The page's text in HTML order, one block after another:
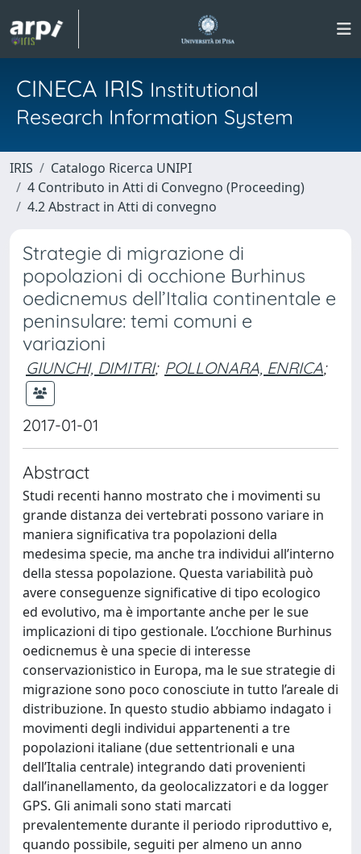
CINECA IRIS Institutional
Research Information System
IRIS
Catalogo Ricerca UNIPI
4 Contributo in Atti di Convegno (Proceeding)
4.2 Abstract in Atti di convegno
Strategie di migrazione di
popolazioni di occhione Burhinus
oedicnemus dell’Italia continentale e
peninsulare: temi comuni e
variazioni
GIUNCHI, DIMITRI; POLLONARA, ENRICA;
2017-01-01
Abstract
Studi recenti hanno mostrato che i movimenti su
grande distanza dei vertebrati possono variare in
maniera significativa tra popolazioni della
medesima specie, ma anche tra individui all’interno
della stessa popolazione. Questa variabilità può
avere conseguenze significative di tipo ecologico
ed evolutivo, ma è importante anche per le sue
implicazioni di tipo gestionale. L’occhione Burhinus
oedicnemus è una specie di interesse
conservazionistico in Europa, ma le sue strategie di
migrazione sono poco conosciute in tutto l’areale di
distribuzione. In questo studio abbiamo indagato i
movimenti degli individui appartenenti a tre
popolazioni italiane (due settentrionali e una
dell’Italia centrale) integrando dati provenienti
dall’inanellamento, da geolocalizzatori e da logger
GPS. Gli animali sono stati marcati
prevalentemente durante il periodo riproduttivo e,
quando possibile, seguiti per almeno un anno